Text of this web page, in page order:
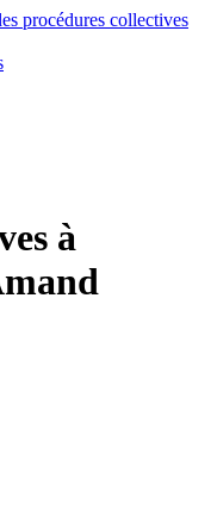
procédures collectives
à